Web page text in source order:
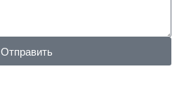
Отправить